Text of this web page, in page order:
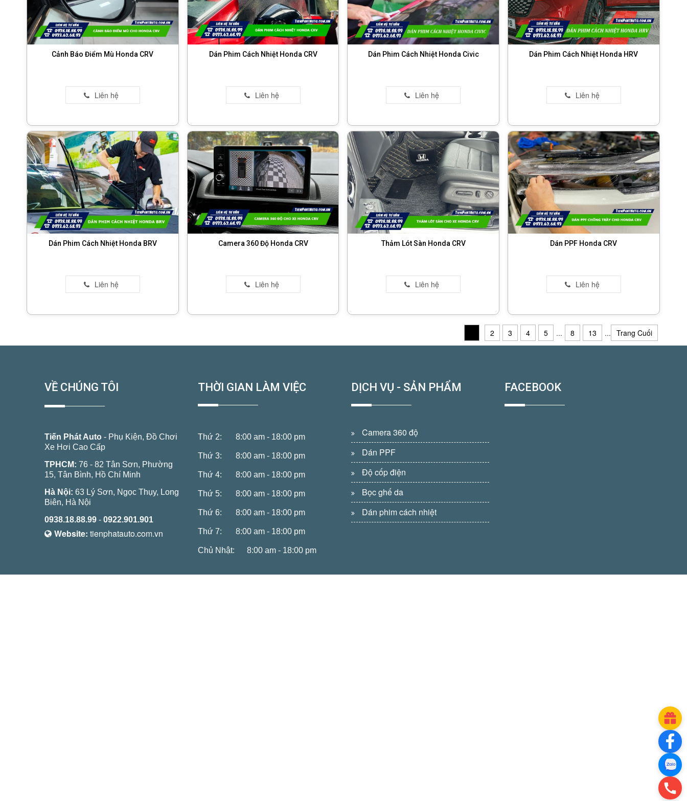
Cảnh Báo Điểm Mù Honda CRV Dán Phim Cách Nhiệt Honda CRV Dán Phim Cách Nhiệt Honda Civic Dán Phim Cách Nhiệt Honda HRV
Dán Phim Cách Nhiệt Honda BRV Camera 360 Độ Honda CRV Thảm Lót Sàn Honda CRV Dán PPF Honda CRV
2 3 4 5 ... 8 13 ... Trang Cuối
VỀ CHÚNG TÔI
Tiến Phát Auto - Phụ Kiện, Đồ Chơi
Xe Hơi Cao Cấp
TPHCM: 76 - 82 Tân Sơn, Phường
15, Tân Bình, Hồ Chí Minh
Hà Nội: 63 Lý Sơn, Ngọc Thụy, Long
Biên, Hà Nội
0938.18.88.99 - 0922.901.901
Website: tienphatauto.com.vn
THỜI GIAN LÀM VIỆC
Thứ 2: 8:00 am - 18:00 pm
Thứ 3: 8:00 am - 18:00 pm
Thứ 4: 8:00 am - 18:00 pm
Thứ 5: 8:00 am - 18:00 pm
Thứ 6: 8:00 am - 18:00 pm
Thứ 7: 8:00 am - 18:00 pm
Chủ Nhật: 8:00 am - 18:00 pm
DỊCH VỤ - SẢN PHẨM
Camera 360 độ
Dán PPF
Độ cốp điện
Bọc ghế da
Dán phim cách nhiệt
FACEBOOK